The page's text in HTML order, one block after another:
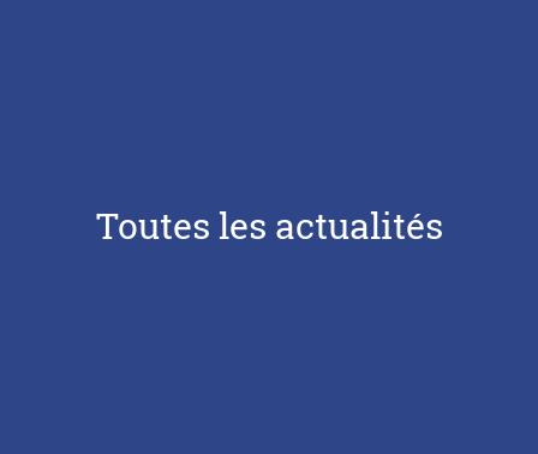
Toutes les actualités